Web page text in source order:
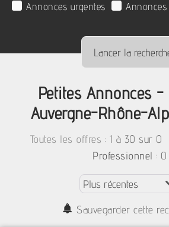
Annonces urgentes
Annonces
Petites Annonces
Auvergne-Rhône-
Toutes les offres : 1 à 30 sur 0
Professionnel : 0
Sauvegarder cette